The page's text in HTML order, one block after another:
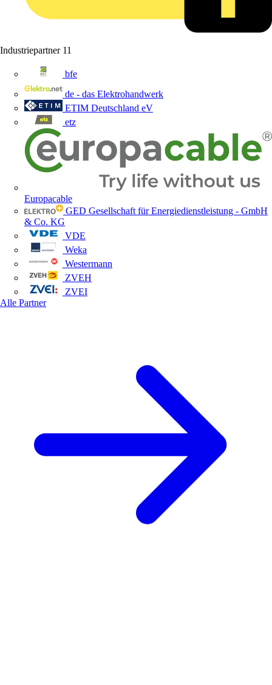
Industriepartner 11
bfe
de - das Elektrohandwerk
ETIM Deutschland eV
etz
Europacable
GED Gesellschaft für Energiedienstleistung - GmbH
& Co. KG
VDE
Weka
Westermann
ZVEH
ZVEI
Alle Partner